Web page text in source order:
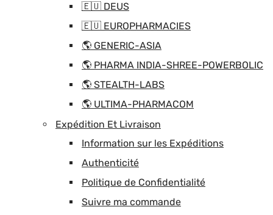
🇪🇺 DEUS
🇪🇺 EUROPHARMACIES
🌎 GENERIC-ASIA
🌎 PHARMA INDIA-SHREE-POWERBOLIC
🌎 STEALTH-LABS
🌎 ULTIMA-PHARMACOM
Expédition Et Livraison
Information sur les Expéditions
Authenticité
Politique de Confidentialité
Suivre ma commande